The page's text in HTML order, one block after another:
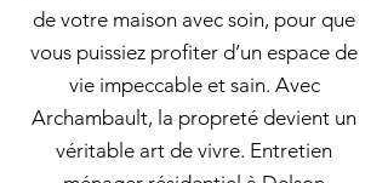
de votre maison avec soin, pour que
vous puissiez profiter d’un espace de
vie impeccable et sain. Avec
Archambault, la propreté devient un
véritable art de vivre. Entretien